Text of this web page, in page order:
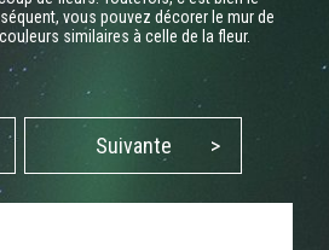
vous pouvez décorer le mur de
similaires à celle de la fleur.
Suivante >